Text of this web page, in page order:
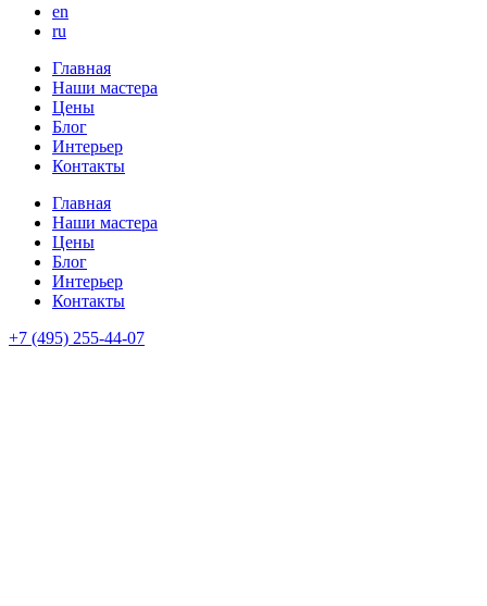
en
ru
Главная
Наши мастера
Цены
Блог
Интерьер
Контакты
Главная
Наши мастера
Цены
Блог
Интерьер
Контакты
+7 (495) 255-44-07